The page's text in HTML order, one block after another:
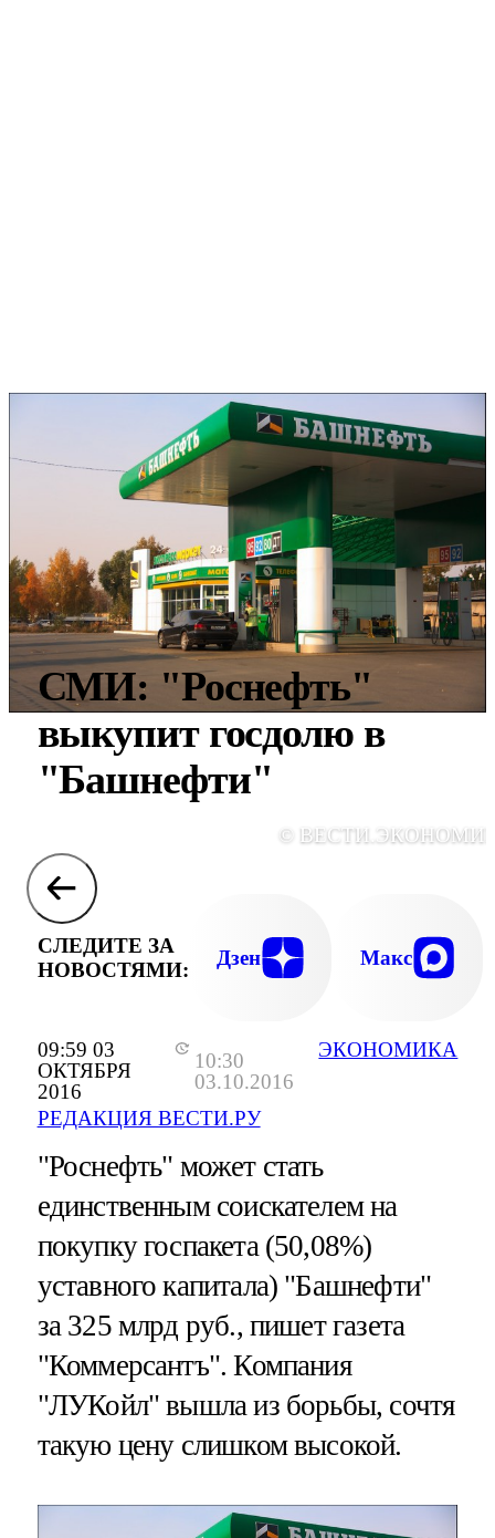
09:59 03
ОКТЯБРЯ
2016
10:30
03.10.2016
РЕДАКЦИЯ ВЕСТИ.РУ
ЭКОНОМИКА
СМИ: "Роснефть"
выкупит госдолю в
"Башнефти"
©
СЛЕДИТЕ ЗА
НОВОСТЯМИ:
Дзен Макс
"Роснефть" может стать
единственным соискателем на
покупку госпакета (50,08%)
уставного капитала) "Башнефти"
за 325 млрд руб., пишет газета
"Коммерсантъ". Компания
"ЛУКойл" вышла из борьбы, сочтя
такую цену слишком высокой.